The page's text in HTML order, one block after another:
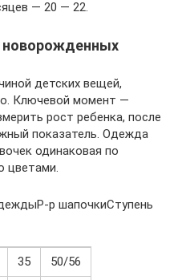
— 20 — 22.
новорожденных
детских вещей,
Ключевой момент —
рост ребенка, после
показатель. Одежда
одинаковая по
цветами.
р шапочкиСтупень
35
50/56